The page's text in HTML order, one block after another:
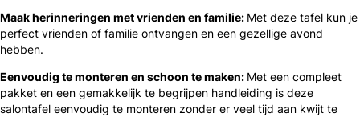
Maak herinneringen met vrienden en familie: Met deze tafel kun je
perfect vrienden of familie ontvangen en een gezellige avond
hebben.
Eenvoudig te monteren en schoon te maken: Met een compleet
pakket en een gemakkelijk te begrijpen handleiding is deze
salontafel eenvoudig te monteren zonder er veel tijd aan kwijt te